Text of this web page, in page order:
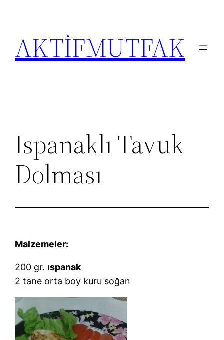
AKTİFMUTFAK
Ispanaklı Tavuk
Dolması
Malzemeler:
200 gr. ıspanak
2 tane orta boy kuru soğan